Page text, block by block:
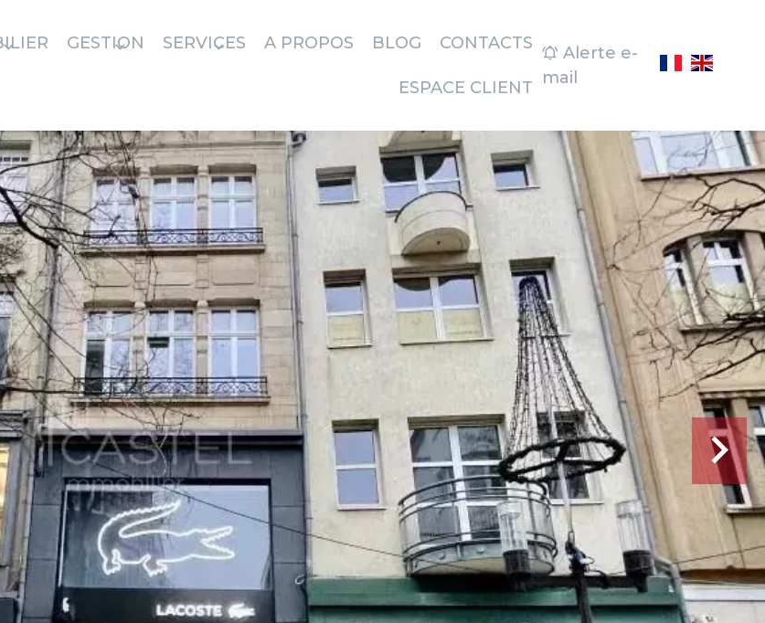
GESTION SERVICES A PROPOS BLOG CONTACTS
ESPACE CLIENT
Alerte e-
mail